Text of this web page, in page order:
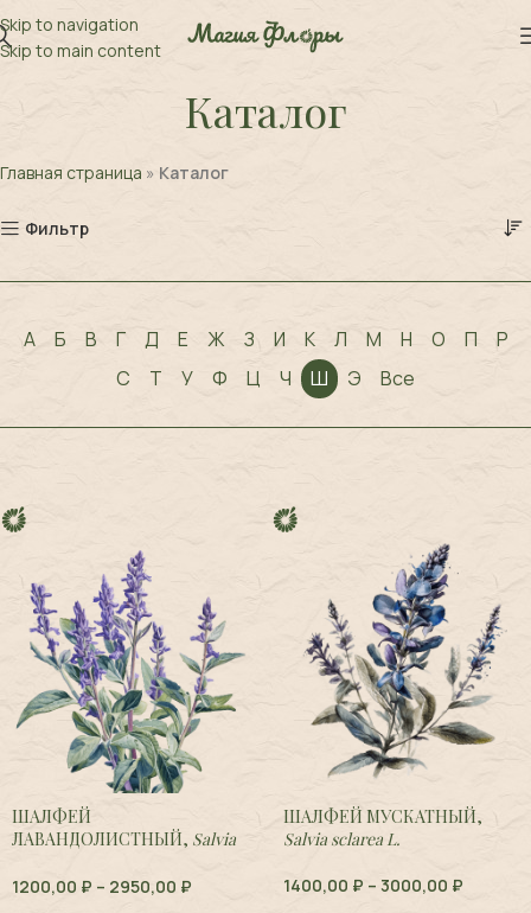
Skip to navigation
Skip to main content
Каталог
Главная страница » Каталог
Фильтр
А Б В Г Д Е Ж З И К Л М Н О П
Р
С
Т У Ф Ц Ч Ш Э Все
ШАЛФЕЙ
ЛАВАНДОЛИСТНЫЙ, Salvia
1200,00 ₽ – 2950,00 ₽
ШАЛФЕЙ МУСКАТНЫЙ,
Salvia sclarea L.
1400,00 ₽ – 3000,00 ₽